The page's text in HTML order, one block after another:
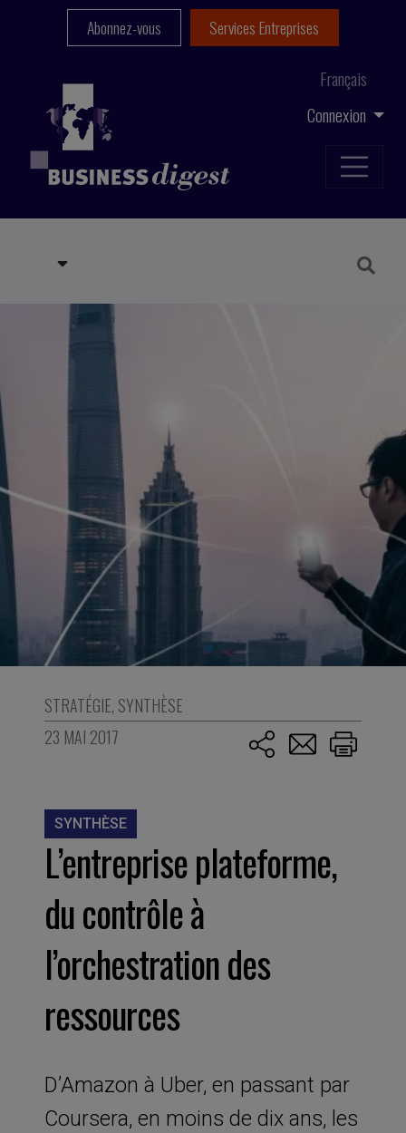
Connexion
Français
Abonnez-vous Services Entreprises
STRATÉGIE, SYNTHÈSE
23 MAI 2017
SYNTHÈSE
L’entreprise plateforme,
du contrôle à
l’orchestration des
ressources
D’Amazon à Uber, en passant par
Coursera, en moins de dix ans, les